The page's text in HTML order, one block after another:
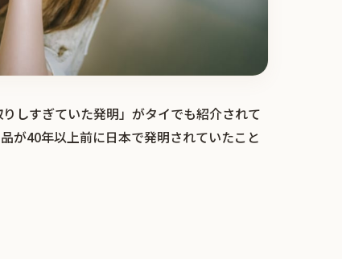
しすぎていた発明」がタイでも紹介されて
が40年以上前に日本で発明されていたこと